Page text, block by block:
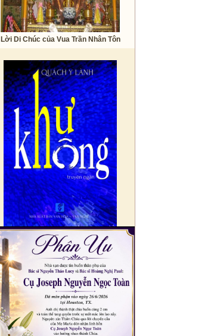
Lời Di Chúc của Vua Trần Nhân Tôn